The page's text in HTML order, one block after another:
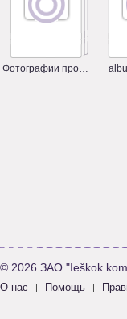
Фотографии профиля
© 2026 ЗАО "Ieškok
О нас | Помощь |